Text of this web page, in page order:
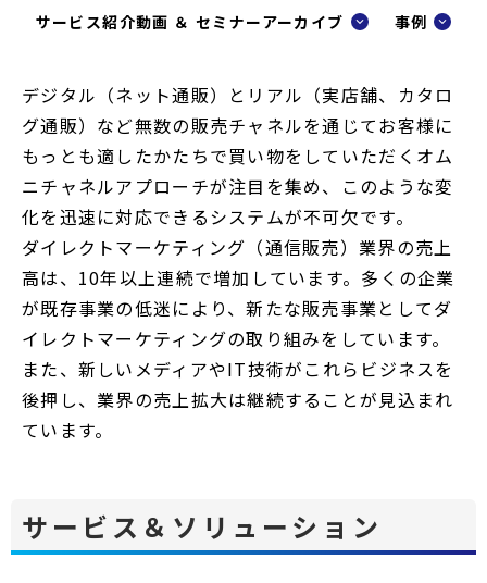
で
サービス紹介動画 ＆ セミナーアーカイブ
事例
デジタル（ネット通販）とリアル（実店舗、カタロ
グ通販）など無数の販売チャネルを通じてお客様に
もっとも適したかたちで買い物をしていただくオム
ニチャネルアプローチが注目を集め、このような変
化を迅速に対応できるシステムが不可欠です。
ダイレクトマーケティング（通信販売）業界の売上
高は、10年以上連続で増加しています。多くの企業
が既存事業の低迷により、新たな販売事業としてダ
イレクトマーケティングの取り組みをしています。
また、新しいメディアやIT技術がこれらビジネスを
後押し、業界の売上拡大は継続することが見込まれ
ています。
サービス＆ソリューション